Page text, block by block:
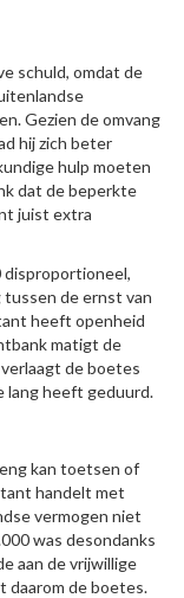
schuld, omdat de
Gezien de omvang
hij zich beter
hulp moeten
dat de beperkte
juist extra
disproportioneel,
tussen de ernst van
heeft openheid
matigt de
de boetes
lang heeft geduurd.
kan toetsen of
handelt met
vermogen niet
was desondanks
aan de vrijwillige
daarom de boetes.